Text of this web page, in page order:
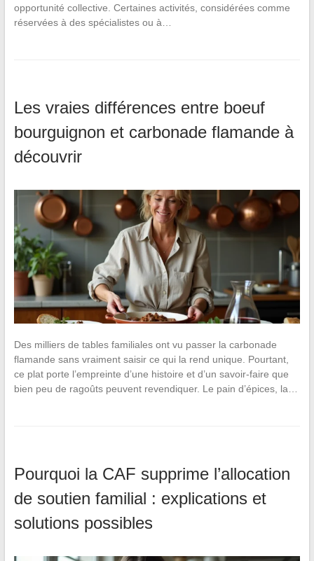
opportunité collective. Certaines activités, considérées comme
réservées à des spécialistes ou à…
Les vraies différences entre boeuf
bourguignon et carbonade flamande à
découvrir
Des milliers de tables familiales ont vu passer la carbonade
flamande sans vraiment saisir ce qui la rend unique. Pourtant,
ce plat porte l’empreinte d’une histoire et d’un savoir-faire que
bien peu de ragoûts peuvent revendiquer. Le pain d’épices, la…
Pourquoi la CAF supprime l’allocation
de soutien familial : explications et
solutions possibles